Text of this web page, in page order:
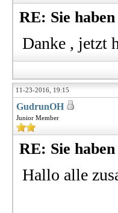
RE: Sie
Danke , jetzt
11-23-2016, 19:15
GudrunOH
Junior Member
RE: Sie
Hallo alle